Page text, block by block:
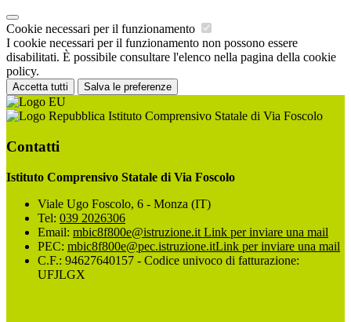
Cookie necessari per il funzionamento
I cookie necessari per il funzionamento non possono essere
disabilitati. È possibile consultare l'elenco nella pagina della cookie
policy.
Accetta tutti Salva le preferenze
Istituto Comprensivo Statale di Via Foscolo
Contatti
Istituto Comprensivo Statale di Via Foscolo
Viale Ugo Foscolo, 6 - Monza (IT)
Tel: 039 2026306
Email: mbic8f800e@istruzione.it Link per inviare una mail
PEC: mbic8f800e@pec.istruzione.itLink per inviare una mail
C.F.: 94627640157 - Codice univoco di fatturazione:
UFJLGX